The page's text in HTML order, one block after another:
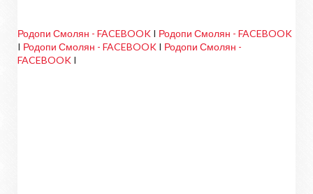
Родопи Смолян - FACEBOOK I Родопи Смолян - FACEBOOK
I Родопи Смолян - FACEBOOK I Родопи Смолян -
FACEBOOK I